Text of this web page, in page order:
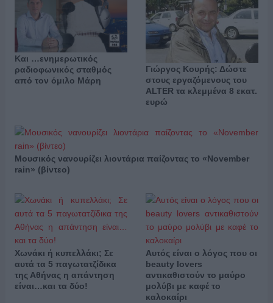
Και …ενημερωτικός
ραδιοφωνικός σταθμός
από τον όμιλο Μάρη
Γιώργος Κουρής: Δώστε
στους εργαζόμενους του
ALTER τα κλεμμένα 8 εκατ.
ευρώ
Μουσικός νανουρίζει λιοντάρια παίζοντας το «November
rain» (βίντεο)
Χωνάκι ή κυπελλάκι; Σε
αυτά τα 5 παγωτατζίδικα
της Αθήνας η απάντηση
είναι…και τα δύο!
Αυτός είναι ο λόγος που οι
beauty lovers
αντικαθιστούν το μαύρο
μολύβι με καφέ το
καλοκαίρι